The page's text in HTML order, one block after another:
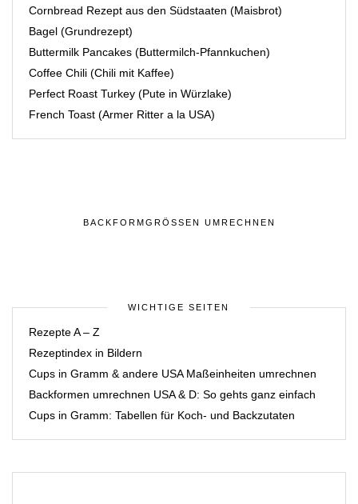
Cornbread Rezept aus den Südstaaten (Maisbrot)
Bagel (Grundrezept)
Buttermilk Pancakes (Buttermilch-Pfannkuchen)
Coffee Chili (Chili mit Kaffee)
Perfect Roast Turkey (Pute in Würzlake)
French Toast (Armer Ritter a la USA)
BACKFORMGRÖSSEN UMRECHNEN
WICHTIGE SEITEN
Rezepte A – Z
Rezeptindex in Bildern
Cups in Gramm & andere USA Maßeinheiten umrechnen
Backformen umrechnen USA & D: So gehts ganz einfach
Cups in Gramm: Tabellen für Koch- und Backzutaten